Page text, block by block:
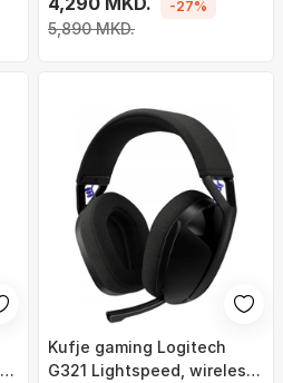
5,890 MKD.
-27%
Kufje gaming Logitech
G321 Lightspeed, wireless